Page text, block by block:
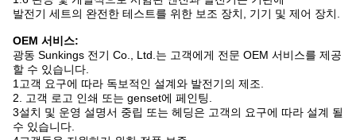
발전기 세트의 완전한 테스트를 위한 보조 장치, 기기 및 제어 장치.
OEM 서비스:
광동 Sunkings 전기 Co., Ltd.는 고객에게 전문 OEM 서비스를 제공
할 수 있습니다.
1고객 요구에 따라 독보적인 설계와 발전기의 제조.
2. 고객 로고 인쇄 또는 genset에 페인팅.
3설치 및 운영 설명서 중립 또는 헤딩은 고객의 요구에 따라 설계 될
수 있습니다.